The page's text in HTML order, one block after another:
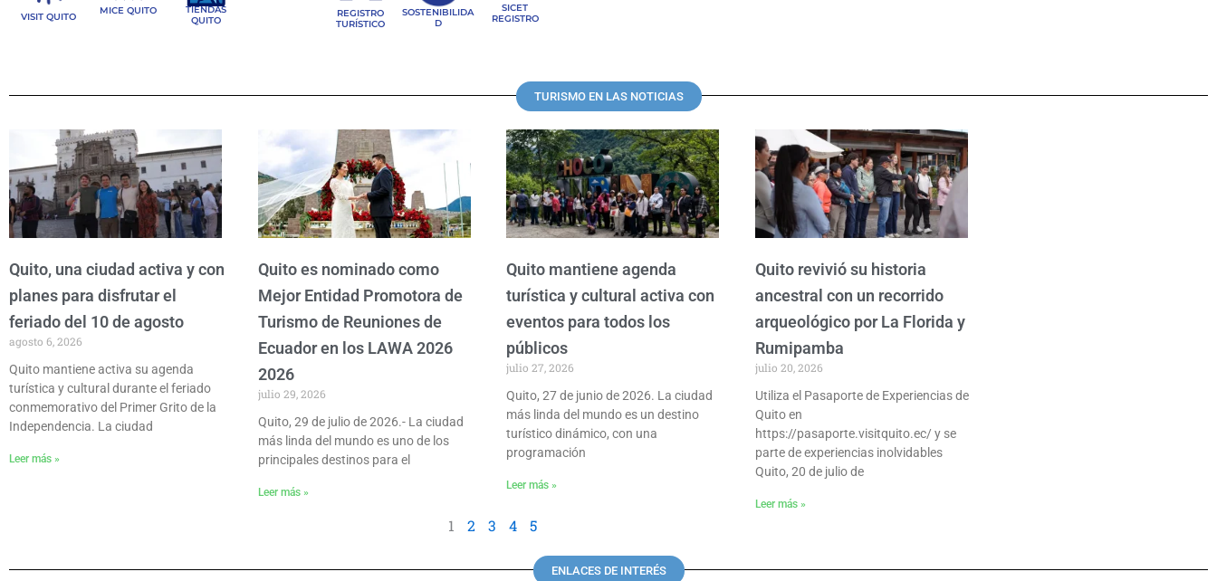
VISIT QUITO
MICE QUITO
TIENDAS
QUITO
REGISTRO
TURÍSTICO
SOSTENIBILIDA
D
SICET
REGISTRO
TURISMO EN LAS NOTICIAS
Quito, una ciudad activa y con
planes para disfrutar el
feriado del 10 de agosto
agosto 6, 2026
Quito mantiene activa su agenda
turística y cultural durante el feriado
conmemorativo del Primer Grito de la
Independencia. La ciudad
Leer más »
Quito es nominado como
Mejor Entidad Promotora de
Turismo de Reuniones de
Ecuador en los LAWA 2026
2026
julio 29, 2026
Quito, 29 de julio de 2026.- La ciudad
más linda del mundo es uno de los
principales destinos para el
Leer más »
Quito mantiene agenda
turística y cultural activa con
eventos para todos los
públicos
julio 27, 2026
Quito, 27 de junio de 2026. La ciudad
más linda del mundo es un destino
turístico dinámico, con una
programación
Leer más »
Quito revivió su historia
ancestral con un recorrido
arqueológico por La Florida y
Rumipamba
julio 20, 2026
Utiliza el Pasaporte de Experiencias de
Quito en
https://pasaporte.visitquito.ec/ y se
parte de experiencias inolvidables
Quito, 20 de julio de
Leer más »
e
1
a
e
2 3
P
a
g
e
4
P
a
g
e
5
ENLACES DE INTERÉS